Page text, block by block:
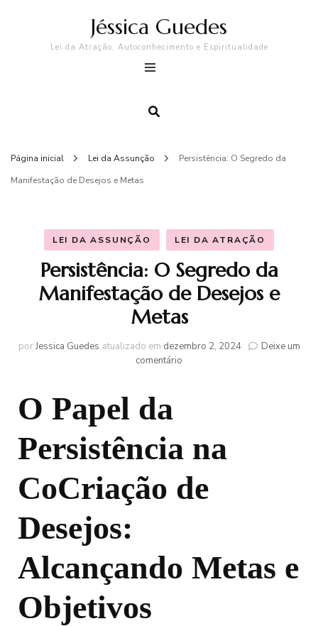
Jéssica Guedes
Lei da Atração, Autoconhecimento e Espiritualidade
Página inicial Lei da Assunção
Persistência: O Segredo da
Manifestação de Desejos e Metas
LEI DA ASSUNÇÃO LEI DA ATRAÇÃO
Persistência: O Segredo da
Manifestação de Desejos e
Metas
porJessica Guedes atualizado em dezembro 2, 2024
Deixe um
comentário
de
Desejos
e
Metas
O Papel da
Persistência na
CoCriação de
Desejos:
Alcançando Metas e
Objetivos